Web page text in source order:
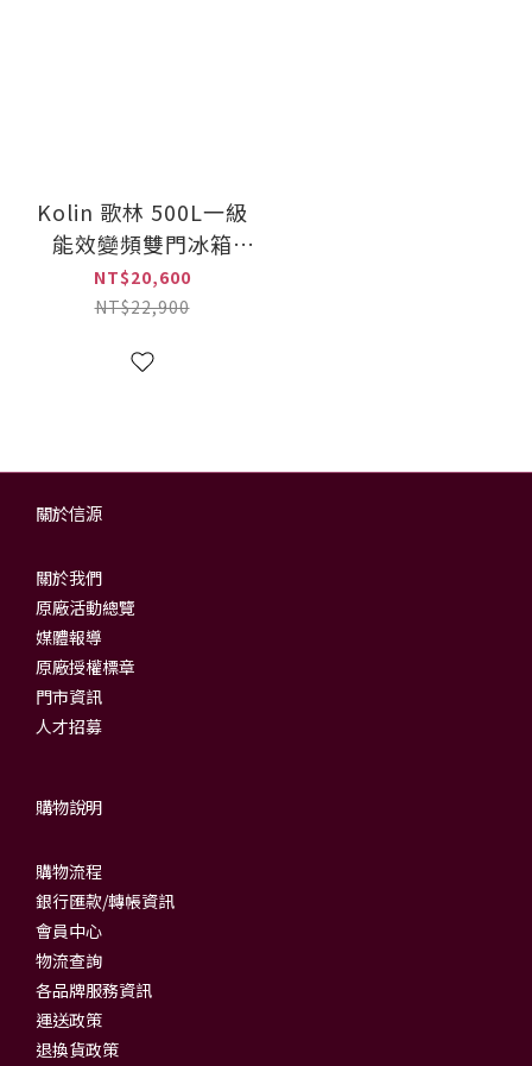
Kolin 歌林 500L一級
能效變頻雙門冰箱
(KR-P250V05)
NT$20,600
NT$22,900
關於信源
關於我們
原廠活動總覽
媒體報導
原廠授權標章
門市資訊
人才招募
購物說明
購物流程
銀行匯款/轉帳資訊
會員中心
物流查詢
各品牌服務資訊
運送政策
退換貨政策